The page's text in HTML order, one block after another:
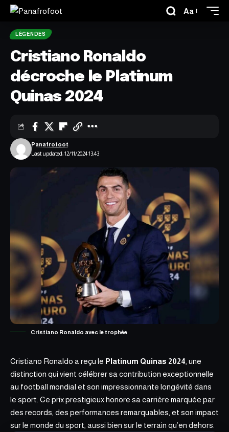
Aa
LÉGENDES
Cristiano Ronaldo
décroche le Platinum
Quinas 2024
Last updated: 12/11/2024 13:43
Panafrofoot
Cristiano Ronaldo avec le trophée
Cristiano Ronaldo a reçu le Platinum Quinas 2024 , une
distinction qui vient célébrer sa contribution exceptionnelle
au football mondial et son impressionnante longévité dans
le sport. Ce prix prestigieux honore sa carrière marquée par
des records, des performances remarquables, et son impact
sur le monde du sport, aussi bien sur le terrain qu’en dehors.